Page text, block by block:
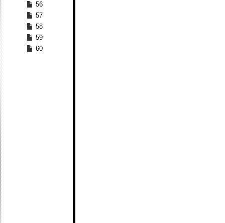
56
57
58
59
60